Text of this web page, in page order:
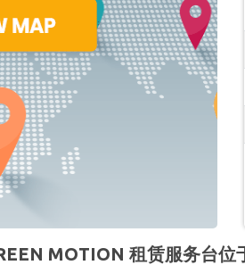
MOTION 租赁服务台位